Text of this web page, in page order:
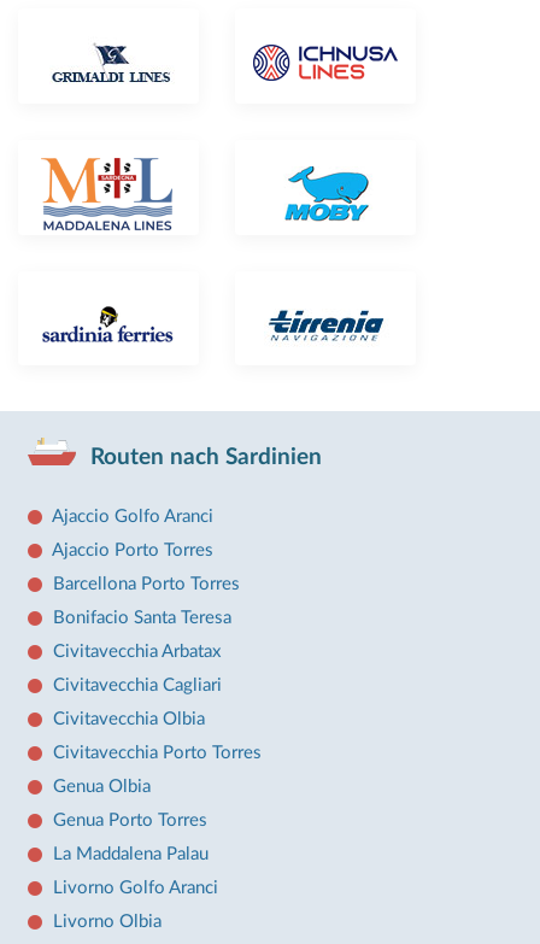
Routen nach Sardinien
Ajaccio Golfo Aranci
Ajaccio Porto Torres
Barcellona Porto Torres
Bonifacio Santa Teresa
Civitavecchia Arbatax
Civitavecchia Cagliari
Civitavecchia Olbia
Civitavecchia Porto Torres
Genua Olbia
Genua Porto Torres
La Maddalena Palau
Livorno Golfo Aranci
Livorno Olbia